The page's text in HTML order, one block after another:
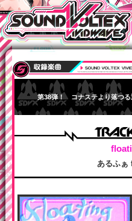
第38弾！ コナステより落つ
あるふぁ